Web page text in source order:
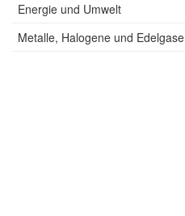
Energie und Umwelt
Metalle, Halogene und Edelgase